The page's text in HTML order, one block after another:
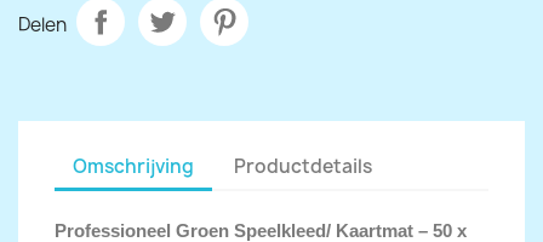
Delen
Omschrijving Productdetails
Professioneel Groen Speelkleed/ Kaartmat – 50 x